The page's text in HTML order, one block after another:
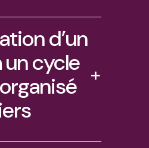
d’un
un cycle +